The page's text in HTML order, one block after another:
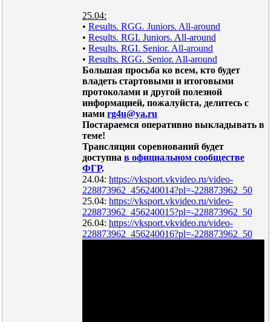
25.04:
• Results. RGG. Juniors. All-around
• Results. RGI. Juniors. All-around
• Results. RGI. Senior. All-around
• Results. RGG. Senior. All-around
Большая просьба ко всем, кто будет
владеть стартовыми и итоговыми
протоколами и другой полезной
информацией, пожалуйста, делитесь с
нами rg4u@ya.ru
Постараемся оперативно выкладывать в
теме!
Трансляция соревнований будет
доступна в официальном сообществе
ФГР.
24.04: https://vksport.vkvideo.ru/video-
228873962_456240014?pl=-228873962_50
25.04: https://vksport.vkvideo.ru/video-
228873962_456240015?pl=-228873962_50
26.04: https://vksport.vkvideo.ru/video-
228873962_456240016?pl=-228873962_50